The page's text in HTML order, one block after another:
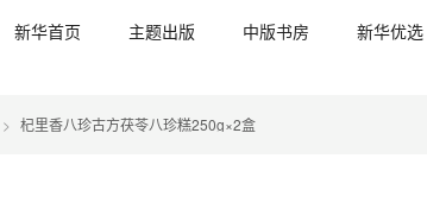
新华首页 主题出版 中版书房 新华优选
杞里香八珍古方茯苓八珍糕250g×2盒